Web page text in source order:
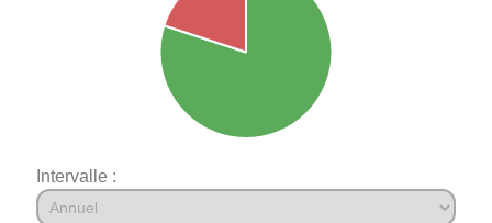
Intervalle :